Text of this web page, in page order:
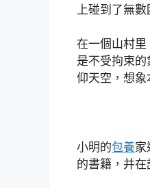
上碰到了無
在一個山村
是不受拘束的
仰天空，想象
小明的包養家
的書籍，并